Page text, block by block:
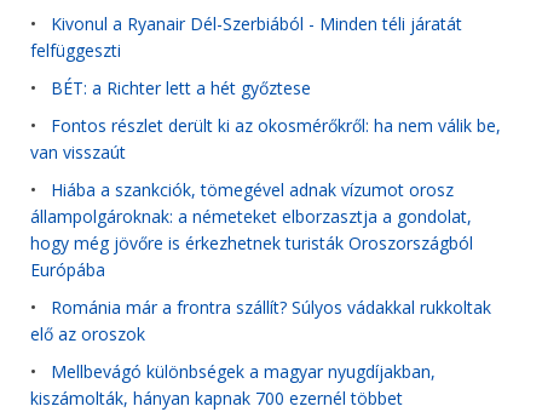
• Kivonul a Ryanair Dél-Szerbiából - Minden téli járatát
felfüggeszti
• BÉT: a Richter lett a hét győztese
• Fontos részlet derült ki az okosmérőkről: ha nem válik be,
van visszaút
• Hiába a szankciók, tömegével adnak vízumot orosz
állampolgároknak: a németeket elborzasztja a gondolat,
hogy még jövőre is érkezhetnek turisták Oroszországból
Európába
• Románia már a frontra szállít? Súlyos vádakkal rukkoltak
elő az oroszok
• Mellbevágó különbségek a magyar nyugdíjakban,
kiszámolták, hányan kapnak 700 ezernél többet